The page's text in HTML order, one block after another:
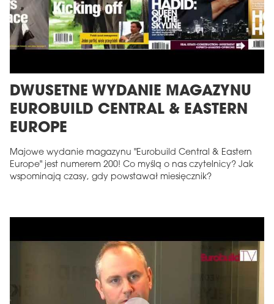
DWUSETNE WYDANIE MAGAZYNU
EUROBUILD CENTRAL & EASTERN
EUROPE
Majowe wydanie magazynu "Eurobuild Central & Eastern
Europe" jest numerem 200! Co myślą o nas czytelnicy? Jak
wspominają czasy, gdy powstawał miesięcznik?